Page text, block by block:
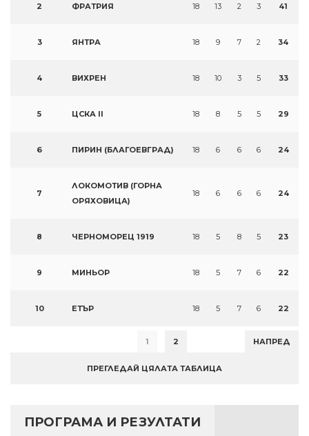
2 ФРАТРИЯ 18 13 2 3 41
3 ЯНТРА 18 9 7 2 34
4 ВИХРЕН 18 10 3 5 33
5 ЦСКА II 18 8 5 5 29
6 ПИРИН (БЛАГОЕВГРАД) 18 6 6 6 24
7
ЛОКОМОТИВ (ГОРНА
ОРЯХОВИЦА)
18 6 6 6 24
8 ЧЕРНОМОРЕЦ 1919 18 5 8 5 23
9 МИНЬОР 18 5 7 6 22
10 ЕТЪР 18 5 7 6 22
1 2 НАПРЕД
ПРЕГЛЕДАЙ ЦЯЛАТА ТАБЛИЦА
ПРОГРАМА И РЕЗУЛТАТИ